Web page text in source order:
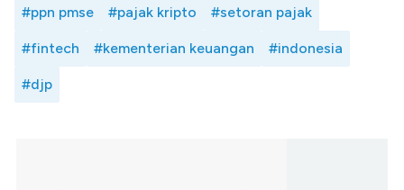
#ppn pmse #pajak kripto #setoran pajak
#fintech #kementerian keuangan #indonesia
#djp